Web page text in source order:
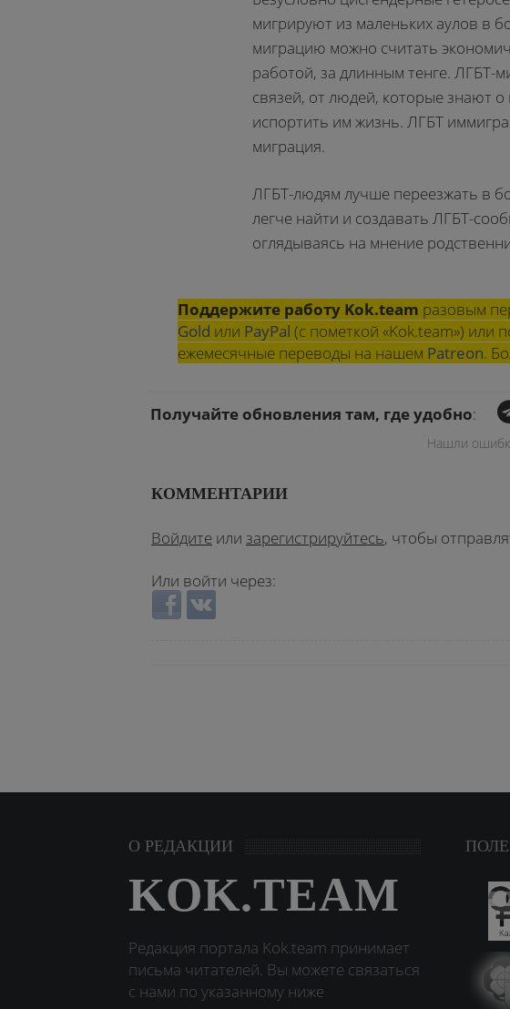
мигрируют из маленьких аулов в
миграцию можно считать
работой, за длинным тенге. ЛГБТ-
связей, от людей, которые знают о
испортить им жизнь. ЛГБТ
миграция.
ЛГБТ-людям лучше переезжать в
легче найти и создавать ЛГБТ-
оглядываясь на мнение
Поддержите работу Kok.team разовым
Gold или PayPal (с пометкой «Kok.team») или
ежемесячные переводы на нашем Patreon.
Получайте обновления там, где удобно:
Нашли
КОММЕНТАРИИ
Войдите или зарегистрируйтесь, чтобы
Или войти через:
Login with Facebook
Login with ВКонтакте
О РЕДАКЦИИ
KOK.TEAM
Редакция портала Kok.team принимает
письма читателей. Вы можете связаться
с нами по указанному ниже